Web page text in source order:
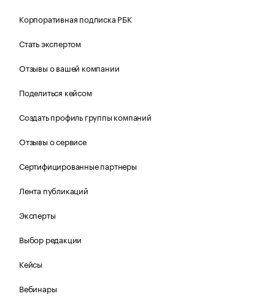
Корпоративная подписка РБК
Стать экспертом
Отзывы о вашей компании
Поделиться кейсом
Создать профиль группы компаний
Отзывы о сервисе
Сертифицированные партнеры
Лента публикаций
Эксперты
Выбор редакции
Кейсы
Вебинары